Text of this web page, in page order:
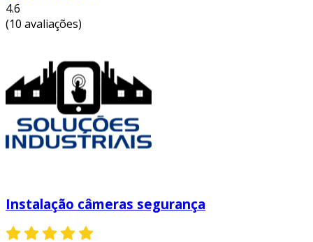
4.6
(10 avaliações)
Instalação câmeras segurança